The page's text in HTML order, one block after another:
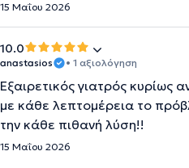
15 Μαΐου 2026
10.0
anastasios • 1 αξιολόγηση
Εξαιρετικός γιατρός
με κάθε λεπτομέρεια το
την κάθε πιθανή λύση!!
15 Μαΐου 2026